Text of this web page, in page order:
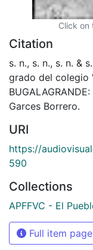
Click on
Citation
s. n., s. n., s. n. &
grado del colegio
Garces Borrero.
URI
https://
590
Collections
APFFVC - El
Full item page